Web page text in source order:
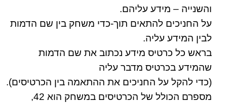
והשנייה – מידע עליהם.
על החניכים להתאים תוך-כדי משחק בין שם הדמות
לבין המידע עליה.
בראש כל כרטיס מידע נכתוב את שם הדמות
שהמידע בכרטיס מדבר עליה
(כדי להקל על החניכים את ההתאמה בין הכרטיסים).
מספרם הכולל של הכרטיסים במשחק הוא 42,